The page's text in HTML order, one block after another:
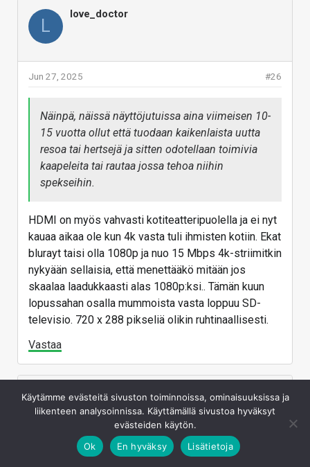
tekninen rajoite kaapeleissa estäisi tekemästä 4k
paneelia tuolla kuvataajuudella, tai käyttämästä hdmi
tekniikkaa. Kaistaa tossa dsc:n kanssa pitäis riittää
Vastaa
L
love_doctor
#26
Jun 27, 2025
Näinpä, näissä näyttöjutuissa aina viimeisen 10-
15 vuotta ollut että tuodaan kaikenlaista uutta
resoa tai hertsejä ja sitten odotellaan toimivia
kaapeleita tai rautaa jossa tehoa niihin
spekseihin.
HDMI on myös vahvasti kotiteatteripuolella ja ei nyt
kauaa aikaa ole kun 4k vasta tuli ihmisten kotiin. Ekat
blurayt taisi olla 1080p ja nuo 15 Mbps 4k-striimitkin
nykyään sellaisia, että menettääkö mitään jos
skaalaa laadukkaasti alas 1080p:ksi.. Tämän kuun
lopussahan osalla mummoista vasta loppuu SD-
televisio. 720 x 288 pikseliä olikin ruhtinaallisesti.
Vastaa
Banhammer
Jun 27, 2025
Käytämme evästeitä sivuston toiminnoissa, ominaisuuksissa ja
liikenteen analysoinnissa. Käyttämällä sivustoa hyväksyt
evästeiden käytön.
Ok
En hyväksy Lisätietoja